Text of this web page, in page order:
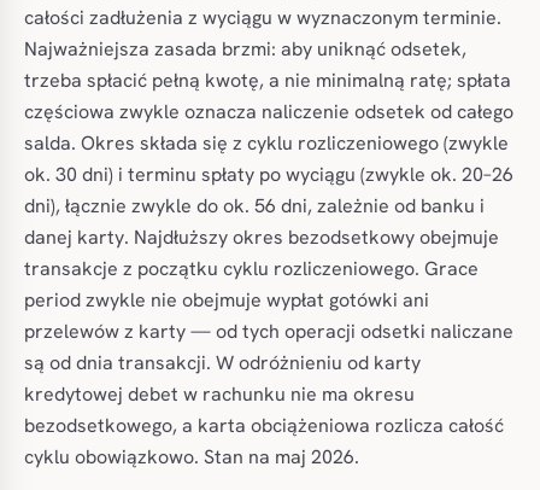
całości zadłużenia z wyciągu w wyznaczonym terminie.
Najważniejsza zasada brzmi: aby uniknąć odsetek,
trzeba spłacić pełną kwotę, a nie minimalną ratę; spłata
częściowa zwykle oznacza naliczenie odsetek od całego
salda. Okres składa się z cyklu rozliczeniowego (zwykle
ok. 30 dni) i terminu spłaty po wyciągu (zwykle ok. 20–26
dni), łącznie zwykle do ok. 56 dni, zależnie od banku i
danej karty. Najdłuższy okres bezodsetkowy obejmuje
transakcje z początku cyklu rozliczeniowego. Grace
period zwykle nie obejmuje wypłat gotówki ani
przelewów z karty — od tych operacji odsetki naliczane
są od dnia transakcji. W odróżnieniu od karty
kredytowej debet w rachunku nie ma okresu
bezodsetkowego, a karta obciążeniowa rozlicza całość
cyklu obowiązkowo. Stan na maj 2026.